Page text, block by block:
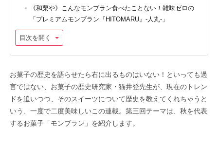
《和栗や》こんなモンブラン食べたことない！雑味ゼロの
「プレミアムモンブラン『HITOMARU』-人丸-」
目次を開く
お菓子の歴史を語らせたら右に出るものはいない！といっても過
言ではない、お菓子の歴史研究家・猫井登先生が、現在のトレン
ドを追いつつ、そのスイーツについて歴史を教えてくれちゃうと
いう、一度で二度美味しいこの連載。第三回テーマは、秋を代表
するお菓子「モンブラン」を紹介します。